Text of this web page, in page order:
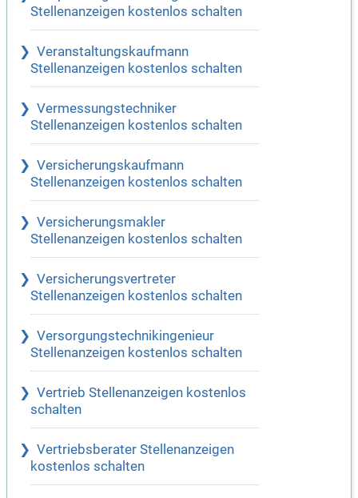
Stellenanzeigen kostenlos schalten
Veranstaltungskaufmann
Stellenanzeigen kostenlos schalten
Vermessungstechniker
Stellenanzeigen kostenlos schalten
Versicherungskaufmann
Stellenanzeigen kostenlos schalten
Versicherungsmakler
Stellenanzeigen kostenlos schalten
Versicherungsvertreter
Stellenanzeigen kostenlos schalten
Versorgungstechnikingenieur
Stellenanzeigen kostenlos schalten
Vertrieb Stellenanzeigen kostenlos
schalten
Vertriebsberater Stellenanzeigen
kostenlos schalten